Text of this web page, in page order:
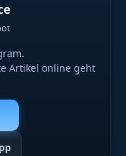
Artikel online geht